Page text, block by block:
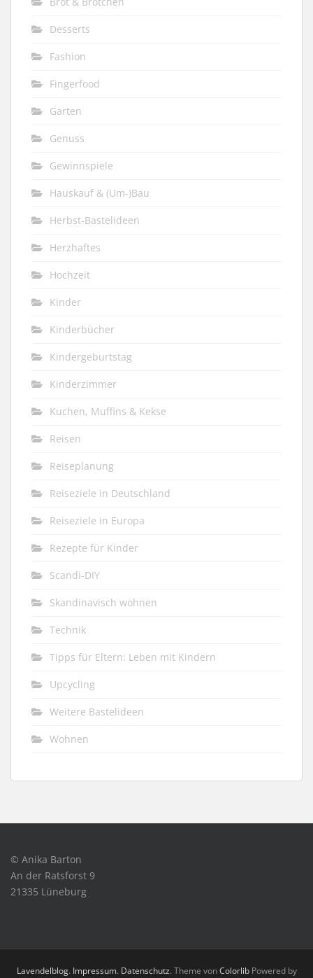
Desserts
Fashion
Fingerfood
Garten
Genuss
Gewinnspiele
Hauskauf & (Um-)Bau
Herbst-Bastelideen
Herzhaftes
Hochzeit
Kinder
Kinderbücher
Kindergeburtstag
Kinderzimmer
Kuchen, Muffins & Kekse
Reisen
Reiseplanung
Reiseziele in Deutschland
Reiseziele in Europa
Rezepte für Kinder
Scandi-DIY
Skandinavisch wohnen
Technik
Tipps für Eltern: Leben mit Kindern
Upcycling
Weitere Bastelideen
Wohnen
© Anika Barton
An der Ratsforst 9
21335 Lüneburg
Lavendelblog. Impressum. Datenschutz. Theme vonColorlibPowered by